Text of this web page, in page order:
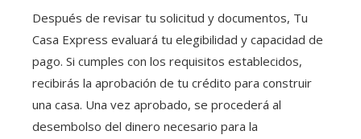
Después de revisar tu solicitud y documentos, Tu
Casa Express evaluará tu elegibilidad y capacidad de
pago. Si cumples con los requisitos establecidos,
recibirás la aprobación de tu crédito para construir
una casa. Una vez aprobado, se procederá al
desembolso del dinero necesario para la